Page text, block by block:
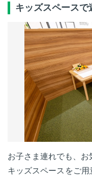
キッズスペースで
お子さま連れでも、お
キッズスペースをご